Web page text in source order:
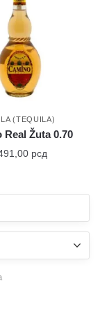
(TEQUILA)
Real Žuta 0.70
рсд